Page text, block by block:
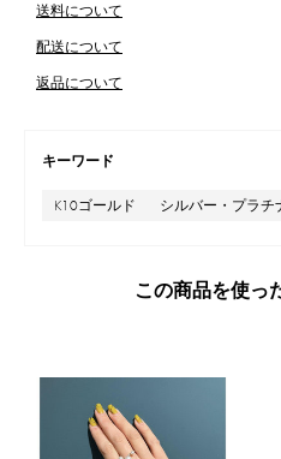
送料について
配送について
返品について
キーワード
K10ゴールド シルバー・プラチ
この商品を使っ